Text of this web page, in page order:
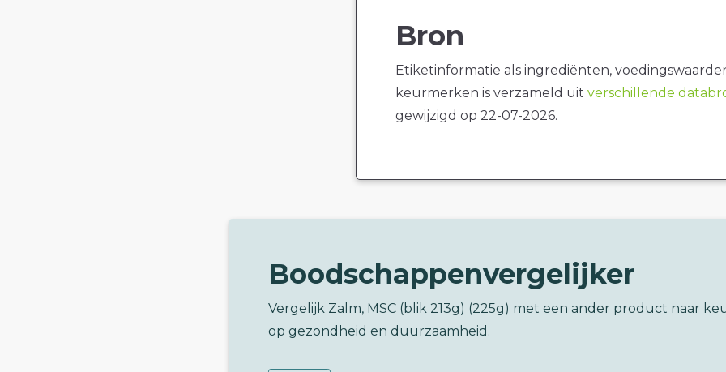
Bron
Etiketinformatie als ingrediënten,
keurmerken is verzameld uit verschillende
gewijzigd op 22-07-2026.
Boodschappenvergelijker
Vergelijk Zalm, MSC (blik 213g) (225g) met een ander product naar
op gezondheid en duurzaamheid.